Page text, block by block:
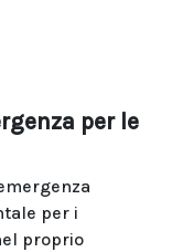
per le
per i
proprio